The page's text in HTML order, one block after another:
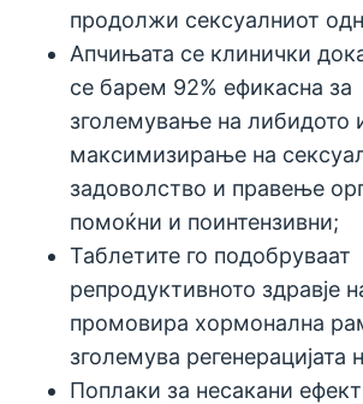
продолжи сексуалниот
Апчињата се клинички
се барем 92% ефикасна за
зголемување на либидото
максимизирање на
задоволство и правење
помоќни и поинтензивни;
Таблетите го подобруваат
репродуктивното здравје
промовира хормонална
зголемува регенерацијата
Поплаки за несакани